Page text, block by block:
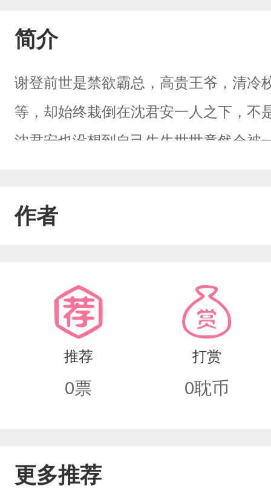
简介
谢登前世是禁欲霸总，高贵王爷，清冷
等，却始终栽倒在沈君安一人之下，不
沈君安也没想到自己生生世世竟然会被
作者
推荐
0票
打赏
0耽币
更多推荐